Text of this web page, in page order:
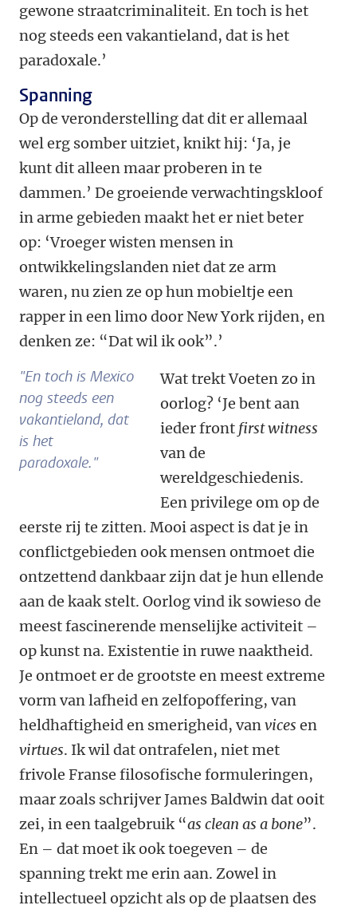
gewone straatcriminaliteit. En toch is het
nog steeds een vakantieland, dat is het
paradoxale.’
Spanning
Op de veronderstelling dat dit er allemaal
wel erg somber uitziet, knikt hij: ‘Ja, je
kunt dit alleen maar proberen in te
dammen.’ De groeiende ­verwachtingskloof
in arme gebieden maakt het er niet beter
op: ‘Vroeger wisten mensen in
ontwikkelingslanden niet dat ze arm
waren, nu zien ze op hun mobieltje een
rapper in een limo door New York rijden, en
denken ze: “Dat wil ik ook”.’
"En toch is Mexico
nog steeds een
vakantieland, dat
is het
paradoxale."
Wat trekt Voeten zo in
oorlog? ‘Je bent aan
ieder front first witness
van de
wereldgeschiedenis.
Een privilege om op de
eerste rij te zitten. Mooi aspect is dat je in
conflictgebieden ook mensen ontmoet die
ontzettend dankbaar zijn dat je hun ellende
aan de kaak stelt. Oorlog vind ik sowieso de
meest fascinerende menselijke activiteit –
op kunst na. Existentie in ruwe naaktheid.
Je ontmoet er de grootste en meest extreme
vorm van lafheid en zelfopoffering, van
heldhaftigheid en smerigheid, vanvices en
virtues. Ik wil dat ontrafelen, niet met
frivole Franse filosofische formuleringen,
maar zoals schrijver James Baldwin dat ooit
zei, in een taalgebruik “as clean as a bone”.
En – dat moet ik ook toegeven – de
spanning trekt me erin aan. Zowel in
intellectueel opzicht als op de plaatsen des